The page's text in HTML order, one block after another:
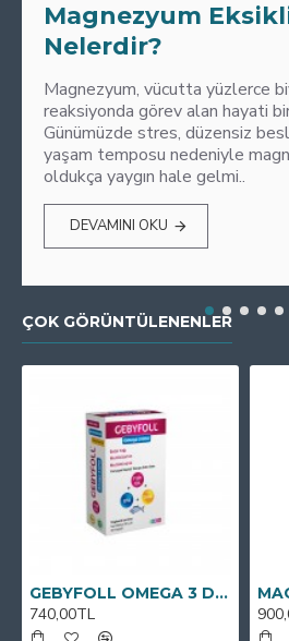
Magnezyum
Nelerdir?
Magnezyum, vücutta yüzlerce
reaksiyonda görev alan hayati
Günümüzde stres, düzensiz
yaşam temposu nedeniyle
oldukça yaygın hale gelmi..
DEVAMINI OKU
ÇOK GÖRÜNTÜLENENLER
GEBYFOLL OMEGA 3 DHA
740,00TL